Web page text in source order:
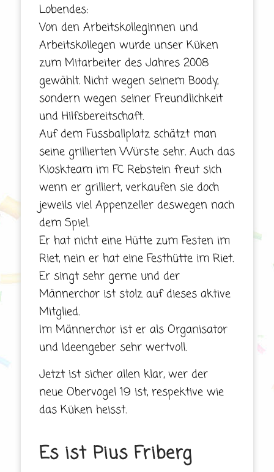
Lobendes:
Von den Arbeitskolleginnen und
Arbeitskollegen wurde unser Küken
zum Mitarbeiter des Jahres 2008
gewählt. Nicht wegen seinem Boody,
sondern wegen seiner Freundlichkeit
und Hilfsbereitschaft.
Auf dem Fussballplatz schätzt man
seine grillierten Würste sehr. Auch das
Kioskteam im FC Rebstein freut sich
wenn er grilliert, verkaufen sie doch
jeweils viel Appenzeller deswegen nach
dem Spiel.
Er hat nicht eine Hütte zum Festen im
Riet, nein er hat eine Festhütte im Riet.
Er singt sehr gerne und der
Männerchor ist stolz auf dieses aktive
Mitglied.
Im Männerchor ist er als Organisator
und Ideengeber sehr wertvoll.
Jetzt ist sicher allen klar, wer der
neue Obervogel 19 ist, respektive wie
das Küken heisst.
Es ist Pius Friberg